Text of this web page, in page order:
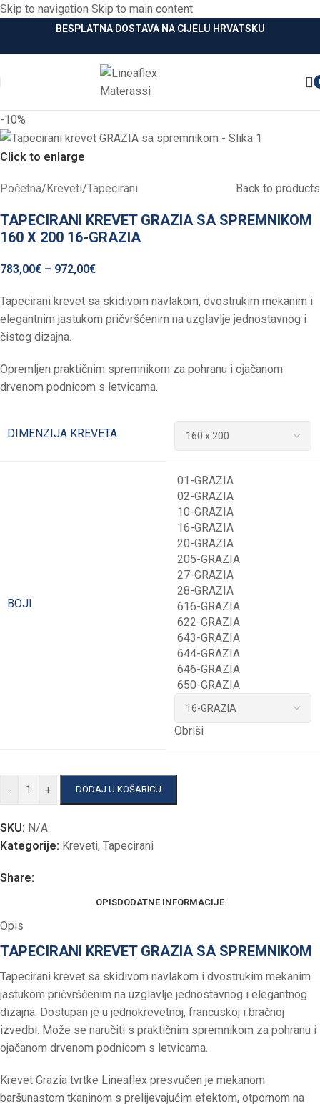
Skip to navigation Skip to main content
BESPLATNA DOSTAVA NA CIJELU HRVATSKU
-10%
Click to enlarge
Početna/ Kreveti/Tapecirani Back to products
TAPECIRANI KREVET GRAZIA SA SPREMNIKOM
160 X 200 16-GRAZIA
783,00€ – 972,00€
Tapecirani krevet sa skidivom navlakom, dvostrukim mekanim i
elegantnim jastukom pričvršćenim na uzglavlje jednostavnog i
čistog dizajna.
Opremljen praktičnim spremnikom za pohranu i ojačanom
drvenom podnicom s letvicama.
DIMENZIJA KREVETA
BOJI
01-GRAZIA
02-GRAZIA
10-GRAZIA
16-GRAZIA
20-GRAZIA
205-GRAZIA
27-GRAZIA
28-GRAZIA
616-GRAZIA
622-GRAZIA
643-GRAZIA
644-GRAZIA
646-GRAZIA
650-GRAZIA
Obriši
- + DODAJ U KOŠARICU
SKU: N/A
Kategorije: Kreveti, Tapecirani
Share:
OPISDODATNE INFORMACIJE
Opis
TAPECIRANI KREVET GRAZIA SA SPREMNIKOM
Tapecirani krevet sa skidivom navlakom i dvostrukim mekanim
jastukom pričvršćenim na uzglavlje jednostavnog i elegantnog
dizajna. Dostupan je u jednokrevetnoj, francuskoj i bračnoj
izvedbi. Može se naručiti s praktičnim spremnikom za pohranu i
ojačanom drvenom podnicom s letvicama.
Krevet Grazia tvrtke Lineaflex presvučen je mekanom
baršunastom tkaninom s prelijevajućim efektom, otpornom na